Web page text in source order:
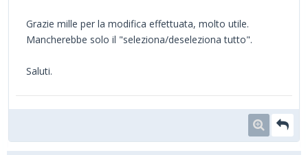
Grazie mille per la modifica effettuata, molto utile.
Mancherebbe solo il "seleziona/deseleziona tutto".
Saluti.